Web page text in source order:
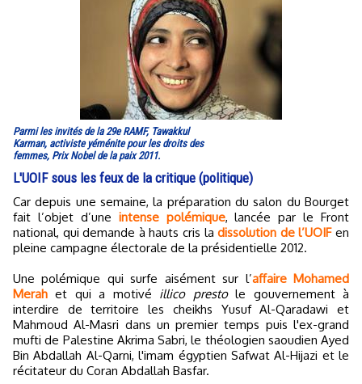
Parmi les invités de la 29e RAMF, Tawakkul
Karman, activiste yéménite pour les droits des
femmes, Prix Nobel de la paix 2011.
L'UOIF sous les feux de la critique (politique)
Car depuis une semaine, la préparation du salon du Bourget
fait l’objet d’une intense polémique, lancée par le Front
national, qui demande à hauts cris ladissolution de l’UOIFen
pleine campagne électorale de la présidentielle 2012.
Une polémique qui surfe aisément sur l’affaire Mohamed
Merah et qui a motivé illico prestole gouvernement à
interdire de territoire les cheikhs Yusuf Al-Qaradawi et
Mahmoud Al-Masri dans un premier temps puis l'ex-grand
mufti de Palestine Akrima Sabri, le théologien saoudien Ayed
Bin Abdallah Al-Qarni, l'imam égyptien Safwat Al-Hijazi et le
récitateur du Coran Abdallah Basfar.